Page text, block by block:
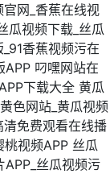
网_香蕉在线视
瓜视频下载_丝瓜
香蕉视频污在
APP 叼嘿网站在
下载大全 黄瓜
色网站_黄瓜视频
免费观看在线播
桃视频APP 丝瓜
丝瓜视频污